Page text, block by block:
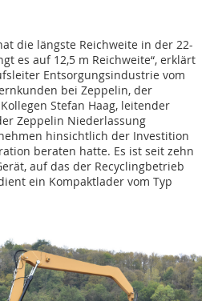
die längste Reichweite in der 22-
es auf 12,5 m Reichweite“, erklärt
Entsorgungsindustrie vom
bei Zeppelin, der
Stefan Haag, leitender
Zeppelin Niederlassung
hinsichtlich der Investition
beraten hatte. Es ist seit zehn
auf das der Recyclingbetrieb
ein Kompaktlader vom Typ